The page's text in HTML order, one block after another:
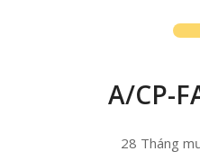
A/CP-
28 Tháng